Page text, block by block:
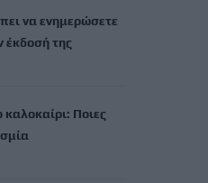
να ενημερώσετε
έκδοσή της
Ποιες